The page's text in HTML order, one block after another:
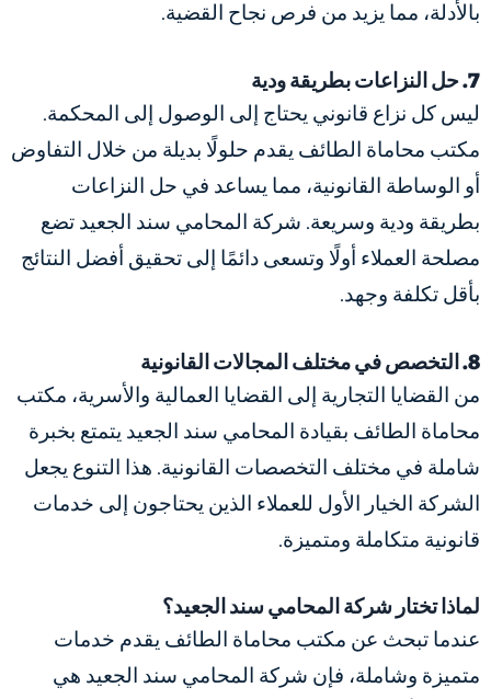
بالأدلة، مما يزيد من فرص نجاح القضية.
7. حل النزاعات بطريقة ودية
ليس كل نزاع قانوني يحتاج إلى الوصول إلى المحكمة.
مكتب محاماة الطائف يقدم حلولًا بديلة من خلال التفاوض
أو الوساطة القانونية، مما يساعد في حل النزاعات
بطريقة ودية وسريعة. شركة المحامي سند الجعيد تضع
مصلحة العملاء أولًا وتسعى دائمًا إلى تحقيق أفضل النتائج
بأقل تكلفة وجهد.
8. التخصص في مختلف المجالات القانونية
من القضايا التجارية إلى القضايا العمالية والأسرية، مكتب
محاماة الطائف بقيادة المحامي سند الجعيد يتمتع بخبرة
شاملة في مختلف التخصصات القانونية. هذا التنوع يجعل
الشركة الخيار الأول للعملاء الذين يحتاجون إلى خدمات
قانونية متكاملة ومتميزة.
لماذا تختار شركة المحامي سند الجعيد؟
عندما تبحث عن مكتب محاماة الطائف يقدم خدمات
متميزة وشاملة، فإن شركة المحامي سند الجعيد هي